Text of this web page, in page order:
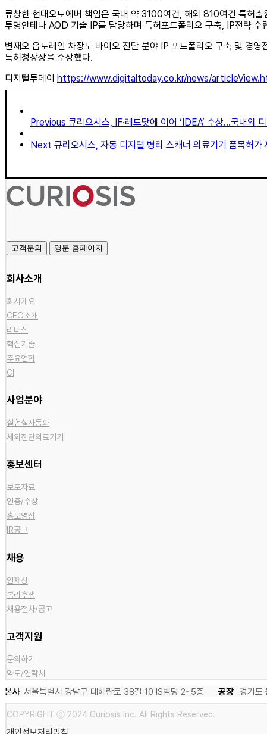
류창한 현대오토에버 책임은 국내 약 3100여건, 해외 810여건 특허출
투명안테나 AOD 기술 IP를 담당하며 특허포트폴리오 구축, IP전략
변재오 옵토레인 차장도 바이오 진단 분야 IP 포트폴리오 구축 및 경
특허청장상을 수상했다.
디지털투데이
https://www.digitaltoday.co.kr/news/
Previous 큐리오시스, IF·레드닷에 이어 ‘IDEA’ 수상…국내외
Next 큐리오시스, 자동 디지털 병리 스캐너 의료기기 품목허가
고객문의 영문 홈페이지
회사소개
회사개요
CEO소개
리더십
핵심기술
주요연혁
CI
사업분야
실험실자동화
체외진단의료기기
홍보센터
보도자료
인증/수상
홍보영상
IR공고
채용
인재상
복리후생
채용절차/공고
고객지원
문의하기
약도/연락처
본사 서울특별시 강남구 테헤란로 38길 10 IS빌딩 2~5층 공장 경기도
COPYRIGHT ⓒ 2024 Curiosis Inc. All Rights Reserved.